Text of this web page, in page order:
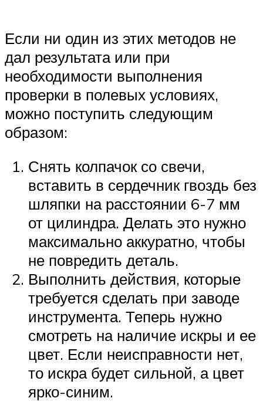
Если ни один из этих методов не
дал результата или при
необходимости выполнения
проверки в полевых условиях,
можно поступить следующим
образом:
Снять колпачок со свечи,
вставить в сердечник гвоздь без
шляпки на расстоянии 6-7 мм
от цилиндра. Делать это нужно
максимально аккуратно, чтобы
не повредить деталь.
Выполнить действия, которые
требуется сделать при заводе
инструмента. Теперь нужно
смотреть на наличие искры и ее
цвет. Если неисправности нет,
то искра будет сильной, а цвет
ярко-синим.